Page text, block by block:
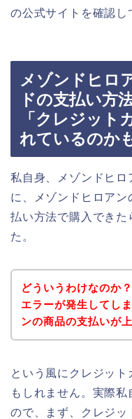
の公式サイトを確認し
メゾンドヒロ
ドの支払い方
「クレジット
れているのか
私自身、メゾンドヒ
に、メゾンドヒロア
払い方法で購入できた
た。
どういうわけなのか
エラーが発生してし
ンの商品の支払いが
という風にクレジッ
もしれません。実際
ので、まず、クレジ